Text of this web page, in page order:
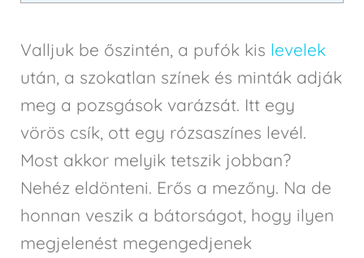
Valljuk be őszintén, a pufók kis levelek
után, a szokatlan színek és minták adják
meg a pozsgások varázsát. Itt egy
vörös csík, ott egy rózsaszínes levél.
Most akkor melyik tetszik jobban?
Nehéz eldönteni. Erős a mezőny. Na de
honnan veszik a bátorságot, hogy ilyen
megjelenést megengedjenek